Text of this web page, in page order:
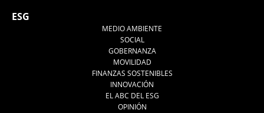
ESG
MEDIO AMBIENTE
SOCIAL
GOBERNANZA
MOVILIDAD
FINANZAS SOSTENIBLES
INNOVACIÓN
EL ABC DEL ESG
OPINIÓN